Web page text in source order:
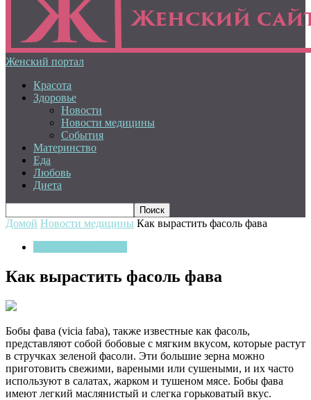
Женский портал
Красота
Здоровье
Новости
Новости медицины
События
Материнство
Еда
Любовь
Диета
Домой Новости медицины Как вырастить фасоль фава
Как вырастить фасоль фава
Бобы фава (vicia faba), также известные как фасоль,
представляют собой бобовые с мягким вкусом, которые растут
в стручках зеленой фасоли. Эти большие зерна можно
приготовить свежими, вареными или сушеными, и их часто
используют в салатах, жарком и тушеном мясе. Бобы фава
имеют легкий маслянистый и слегка горьковатый вкус.